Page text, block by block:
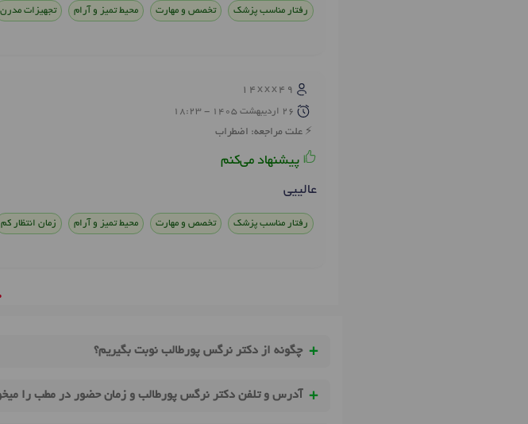
رفتار مناسب پزشک تخصص و مهارت محیط تمیز و آرام تجهیزات مدرن
14xxx49
26 ارديبهشت 1405 - 18:23
علت مراجعه: اضطراب
پیشنهاد می‌کنم
عالییی
رفتار مناسب پزشک تخصص و مهارت محیط تمیز و آرام زمان انتظار کم
چگونه از دکتر نرگس پورطالب نوبت بگیریم؟
آدرس و تلفن دکتر نرگس پورطالب و زمان حضور در مطب را